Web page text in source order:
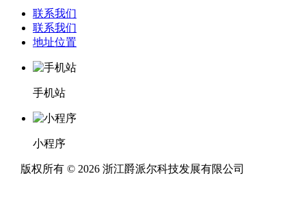
联系我们
联系我们
地址位置
手机站
小程序
版权所有 © 2026 浙江爵派尔科技发展有限公司